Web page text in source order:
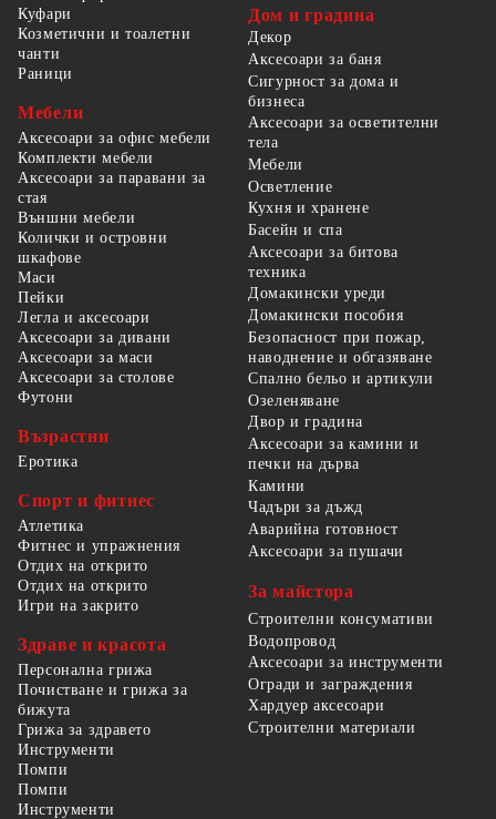
Куфари
Козметични и тоалетни
чанти
Раници
Мебели
Аксесоари за офис мебели
Комплекти мебели
Аксесоари за паравани за
стая
Външни мебели
Колички и островни
шкафове
Маси
Пейки
Легла и аксесоари
Аксесоари за дивани
Аксесоари за маси
Аксесоари за столове
Футони
Възрастни
Еротика
Спорт и фитнес
Атлетика
Фитнес и упражнения
Отдих на открито
Отдих на открито
Игри на закрито
Здраве и красота
Персонална грижа
Почистване и грижа за
бижута
Грижа за здравето
Дом и градина
Декор
Аксесоари за баня
Сигурност за дома и
бизнеса
Аксесоари за осветителни
тела
Мебели
Осветление
Кухня и хранене
Басейн и спа
Аксесоари за битова
техника
Домакински уреди
Домакински пособия
Безопасност при пожар,
наводнение и обгазяване
Спално бельо и артикули
Озеленяване
Двор и градина
Аксесоари за камини и
печки на дърва
Камини
Чадъри за дъжд
Аварийна готовност
Аксесоари за пушачи
За майстора
Строителни консумативи
Водопровод
Аксесоари за инструменти
Огради и заграждения
Хардуер аксесоари
Строителни материали
Инструменти
Помпи
Помпи
Инструменти